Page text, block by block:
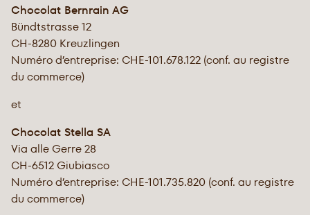
Chocolat Bernrain AG
Bündtstrasse 12
CH-8280 Kreuzlingen
Numéro d’entreprise: CHE-101.678.122 (conf. au registre
du commerce)
et
Chocolat Stella SA
Via alle Gerre 28
CH-6512 Giubiasco
Numéro d’entreprise: CHE-101.735.820 (conf. au registre
du commerce)